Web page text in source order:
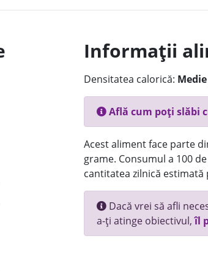
Informații
Densitatea calorică:
Află cum poți slăbi
Acest aliment face parte
grame. Consumul a 100
cantitatea zilnică estimată
Dacă vrei să afli
a-ți atinge obiectivul,îl